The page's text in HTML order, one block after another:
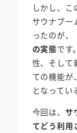
しかし、
サウナブー
ったのが、
の実態です
性、そして
ての機能が
となってい
今回は、 サ
てどう利用